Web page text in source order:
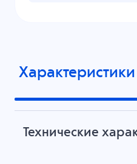
Характеристики
Технические